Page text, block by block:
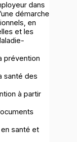
dans
démarche
en
et les
prévention
santé des
à partir
santé et